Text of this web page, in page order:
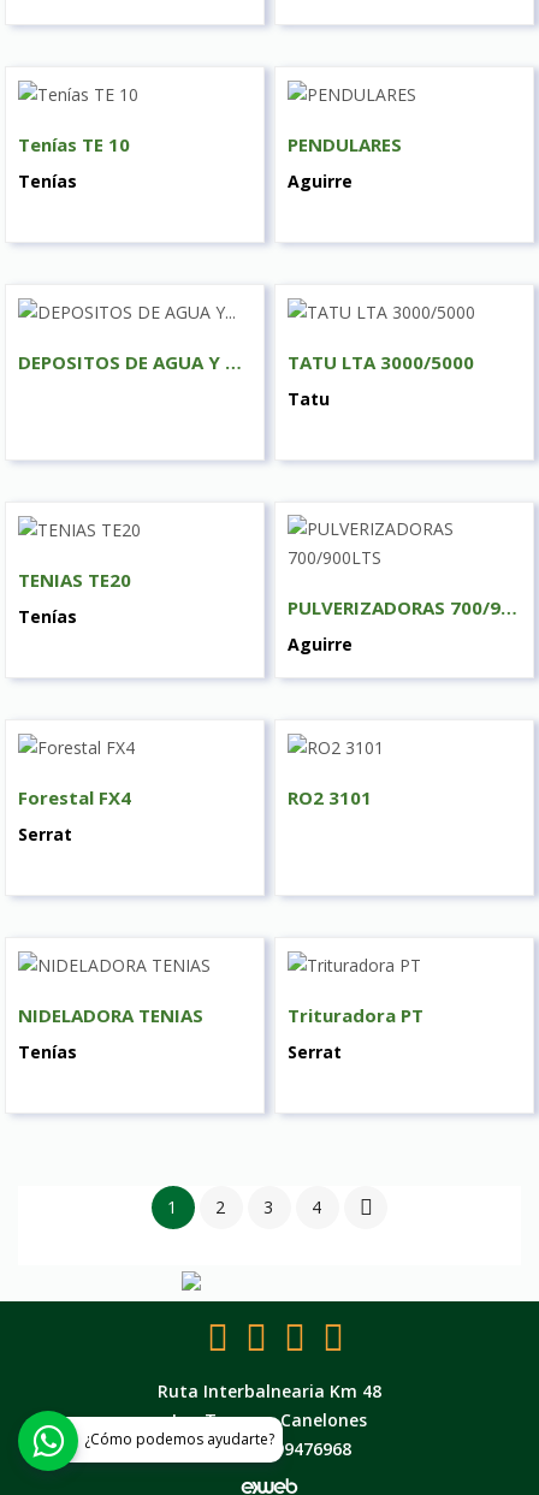
Tenías TE 10
Tenías
PENDULARES
Aguirre
DEPOSITOS DE AGUA Y COMBUSTIBLE TATU LTA 3000/5000
Tatu
TENIAS TE20
Tenías PULVERIZADORAS 700/900LTS
Aguirre
Forestal FX4
Serrat
RO2 3101
NIDELADORA TENIAS
Tenías
Trituradora PT
Serrat
1 2 3 4 
¿Cómo podemos ayudarte?
Ruta Interbalnearia Km 48
Las Toscas - Canelones
Tel: + 598 99476968